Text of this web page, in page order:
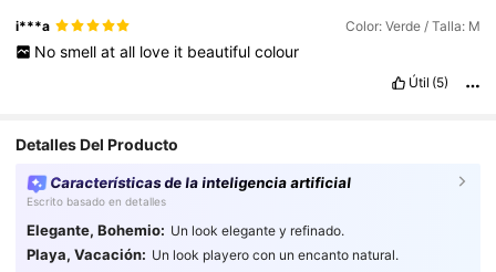
i***a Color: Verde / Talla: M
No smell at all love it beautiful colour
Útil (5)
Detalles Del Producto
Características de la inteligencia artificial
Escrito basado en detalles
Elegante, Bohemio: Un look elegante y refinado.
Playa, Vacación: Un look playero con un encanto natural.